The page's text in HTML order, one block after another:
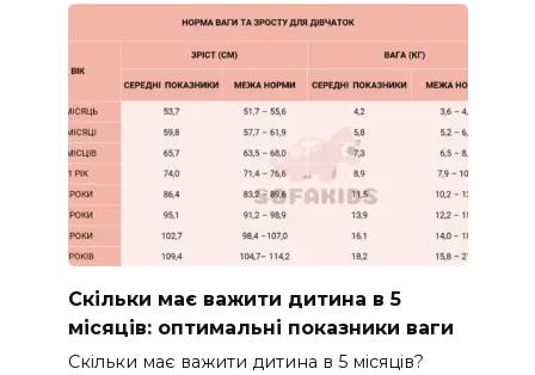
Скільки має важити дитина в 5
місяців: оптимальні показники ваги
Скільки має важити дитина в 5 місяців?